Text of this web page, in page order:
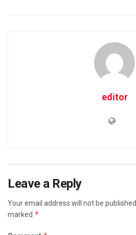
editor
Leave a Reply
Your email address will not be published.
marked *